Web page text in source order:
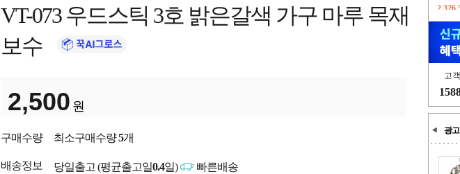
고
광고
VT-073 우드스틱 3호 밝은갈색 가구 마루 목재
보수
2,500 원
구매수량 최소구매수량5개
배송정보 당일출고 (평균출고일0.4일)
빠른배송